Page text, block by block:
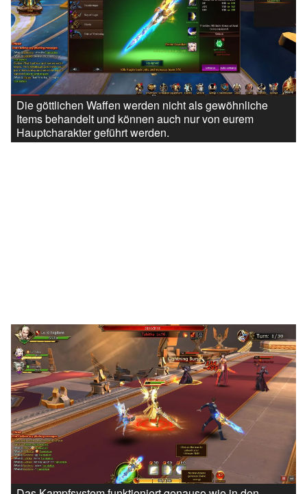
Die göttlichen Waffen werden nicht als gewöhnliche
Items behandelt und können auch nur von eurem
Hauptcharakter geführt werden.